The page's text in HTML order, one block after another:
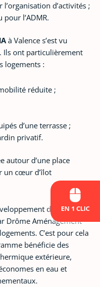
EN 1 CLIC
d’activités ;
l’ADMR.
à Valence s’est vu
Ils ont particulièrement
logements :
réduite ;
d’une terrasse ;
privatif.
autour d’une place
un cœur d’îlot
durable sont
Drôme Aménagement
C’est pour cela
bénéficie des
extérieure,
en eau et